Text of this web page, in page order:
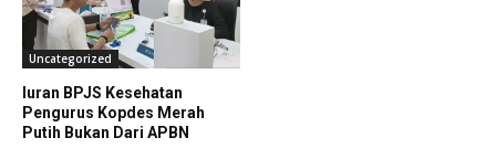
Uncategorized
Iuran BPJS Kesehatan
Pengurus Kopdes Merah
Putih Bukan Dari APBN